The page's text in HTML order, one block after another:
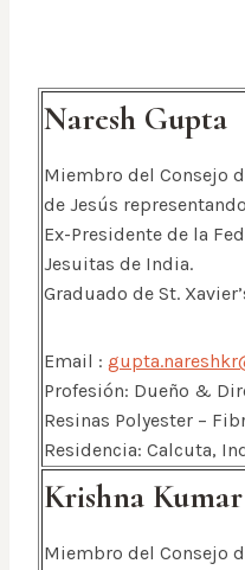
Naresh Gupta
Miembro del Consejo
de Jesús
Ex-Presidente de la
Jesuitas de India.
Graduado de St.
Email :
Profesión: Dueño &
Resinas Polyester –
Residencia: Calcuta,
Krishna
Miembro del Consejo